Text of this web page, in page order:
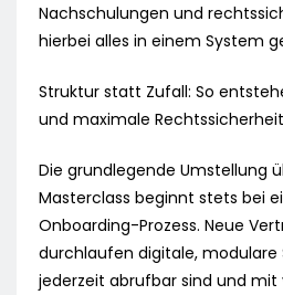
Nachschulungen und
hierbei alles in einem System
Struktur statt Zufall: So
und maximale Rechtssicherheit
Die grundlegende Umstellung
Masterclass beginnt stets bei
Onboarding-Prozess. Neue
durchlaufen digitale, modulare
jederzeit abrufbar sind und mit